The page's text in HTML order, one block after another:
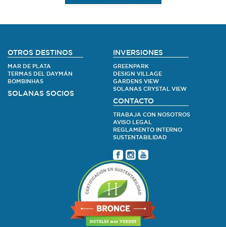
OTROS DESTINOS
MAR DE PLATA
TERMAS DEL DAYMÁN
BOMBINHAS
SOLANAS SOCIOS
INVERSIONES
GREENPARK
DESIGN VILLAGE
GARDENS VIEW
SOLANAS CRYSTAL VIEW
CONTACTO
TRABAJA CON NOSOTROS
AVISO LEGAL
REGLAMENTO INTERNO
SUSTENTABILIDAD